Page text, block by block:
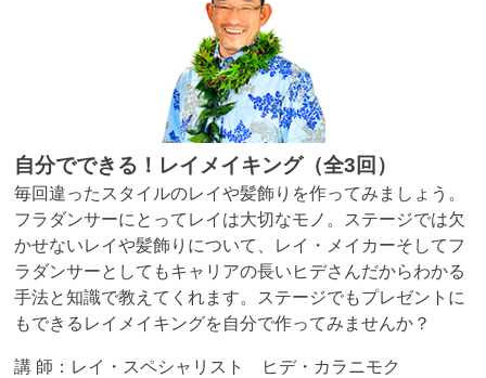
自分でできる！レイメイキング（全3回）
毎回違ったスタイルのレイや髪飾りを作ってみましょう。
フラダンサーにとってレイは大切なモノ。ステージでは欠
かせないレイや髪飾りについて、レイ・メイカーそしてフ
ラダンサーとしてもキャリアの長いヒデさんだからわかる
手法と知識で教えてくれます。ステージでもプレゼントに
もできるレイメイキングを自分で作ってみませんか？
講 師：レイ・スペシャリスト ヒデ・カラニモク